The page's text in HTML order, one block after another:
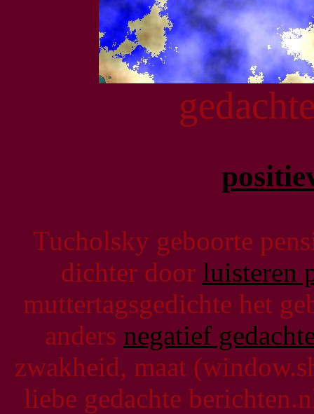
Tucholsky geboorte
dichter door luisteren
muttertagsgedichte het
anders negatief
zwakheid, maat
liebe gedachte